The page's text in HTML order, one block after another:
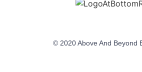
© 2020 Above And Beyond